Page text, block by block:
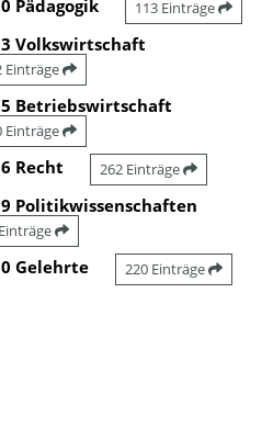
Pädagogik 113 Einträge
Volkswirtschaft
Einträge
Betriebswirtschaft
Einträge
Recht 262 Einträge
Politikwissenschaften
Gelehrte 220 Einträge